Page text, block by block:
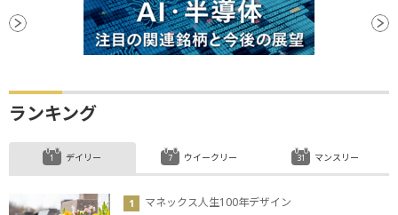
ランキング
デイリー
マネックス人生100年デザイン
ウイークリー マンスリー